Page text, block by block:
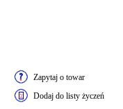
Zapytaj o towar
Dodaj do listy życzeń